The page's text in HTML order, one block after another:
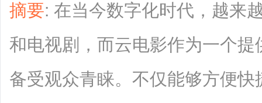
摘要: 在当今数字化时代，越来
和电视剧，而云电影作为一个
备受观众青睐。不仅能够方便